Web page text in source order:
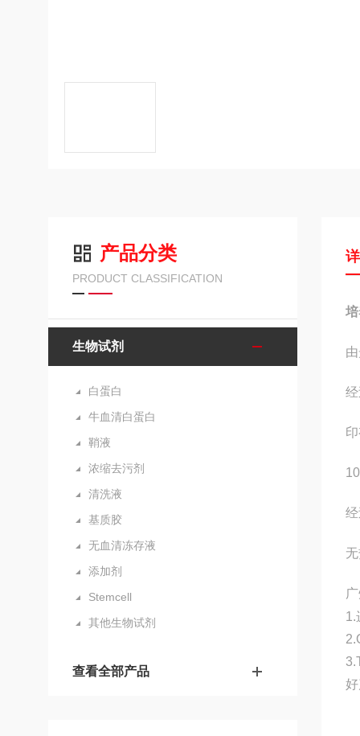
产品分类
PRODUCT CLASSIFICATION
生物试剂
白蛋白
牛血清白蛋白
鞘液
浓缩去污剂
清洗液
基质胶
无血清冻存液
添加剂
Stemcell
其他生物试剂
查看全部产品
1.